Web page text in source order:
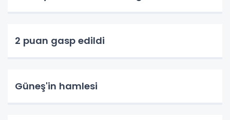
2 puan gasp edildi
Güneş'in hamlesi